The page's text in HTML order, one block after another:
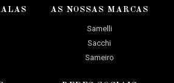
AS NOSSAS MARCAS
Samelli
Sacchi
Sameiro